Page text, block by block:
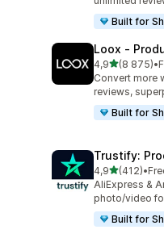
Built for
Loox ‑
4,9na 5(8 875)
Łączna liczba
•
Convert more
reviews,
Built for
Trustify:
4,9na 5(412)
Łączna liczba
•
AliExpress &
photo/video
Built for